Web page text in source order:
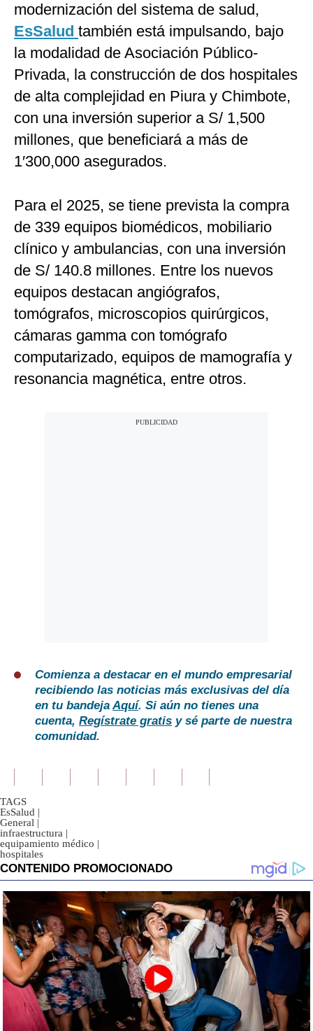
modernización del sistema de salud,
EsSalud también está impulsando, bajo
la modalidad de Asociación Público-
Privada, la construcción de dos hospitales
de alta complejidad en Piura y Chimbote,
con una inversión superior a S/ 1,500
millones, que beneficiará a más de
1′300,000 asegurados.
Para el 2025, se tiene prevista la compra
de 339 equipos biomédicos, mobiliario
clínico y ambulancias, con una inversión
de S/ 140.8 millones. Entre los nuevos
equipos destacan angiógrafos,
tomógrafos, microscopios quirúrgicos,
cámaras gamma con tomógrafo
computarizado, equipos de mamografía y
resonancia magnética, entre otros.
Comienza a destacar en el mundo empresarial
recibiendo las noticias más exclusivas del día
en tu bandejaAquí. Si aún no tienes una
cuenta, Regístrate gratis y sé parte de nuestra
comunidad.
TAGS
EsSalud |
General |
infraestructura |
equipamiento médico |
hospitales